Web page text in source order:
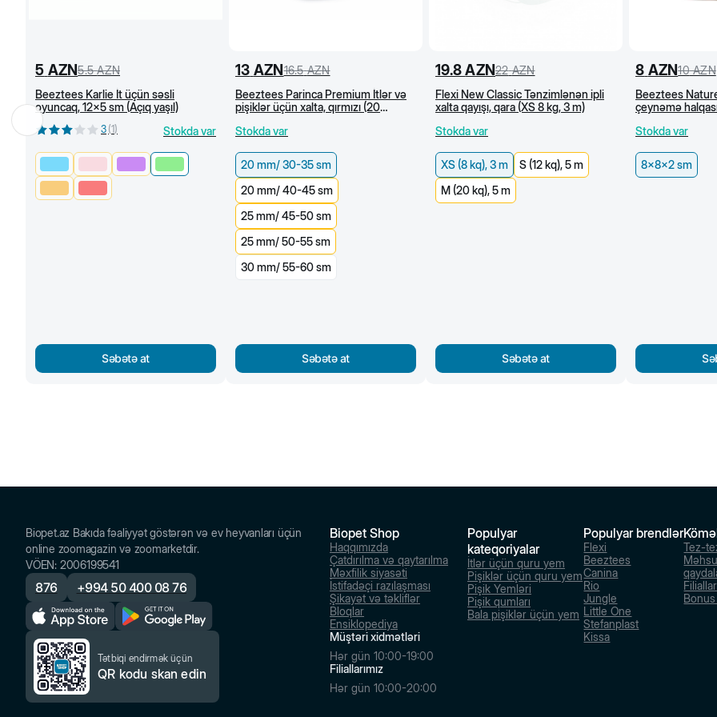
5 AZN5.5 AZN
Beeztees Karlie İt üçün səsli
oyuncaq, 12x5 sm (Açıq yaşıl)
3 (1) Stokda var
Səbətə at
13 AZN16.5 AZN
Beeztees Parinca Premium İtlər və
pişiklər üçün xalta, qırmızı (20
Stokda var
20 mm/ 30-35 sm
20 mm/ 40-45 sm
25 mm/ 45-50 sm
25 mm/ 50-55 sm
30 mm/ 55-60 sm
Səbətə at
19.8 AZN22 AZN
Flexi New Classic Tənzimlənən ipli
xalta qayışı, qara (XS 8 kg, 3 m)
Stokda var
XS (8 kq), 3 m
S (12 kq), 5 m
M (20 kq), 5 m
Səbətə at
8 AZN10 AZN
Beeztees
çeynəmə
Stokda var
8x8x2 sm
Biopet.az Bakıda fəaliyyət göstərən və ev heyvanları üçün
online zoomagazin və zoomarketdir.
VÖEN: 2006199541
876 +994 50 400 08 76
Tətbiqi endirmək üçün
QR kodu skan edin
Biopet Shop
Haqqımızda
Çatdırılma və qaytarılma
Məxfilik siyasəti
İstifadəçi razılaşması
Şikayət və təkliflər
Bloqlar
Ensiklopediya
Müştəri xidmətləri
Hər gün 10:00-19:00
Filiallarımız
Hər gün 10:00-20:00
Populyar
kateqoriyalar
İtlər üçün quru yem
Pişiklər üçün quru yem
Pişik Yemləri
Pişik qumları
Bala pişiklər üçün yem
Populyar brendlər
Flexi
Beeztees
Canina
Rio
Jungle
Little One
Stefanplast
Kissa
Tez-
Filiallar